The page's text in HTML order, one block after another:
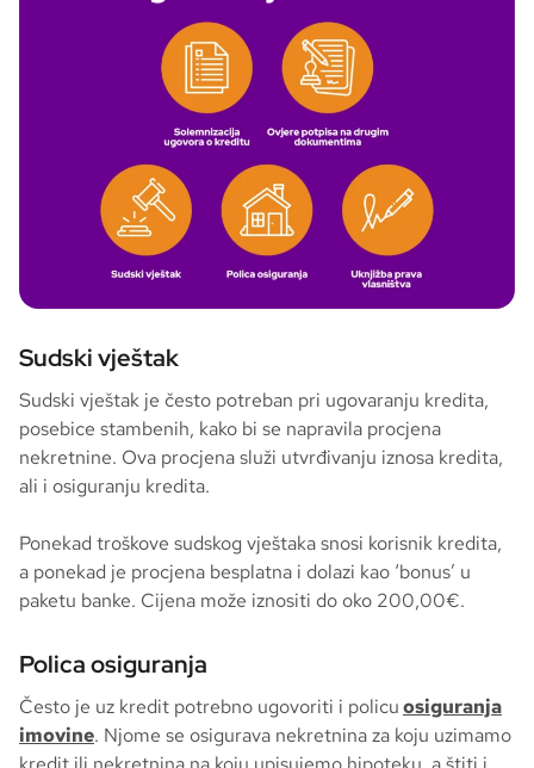
Sudski vještak
Sudski vještak je često potreban pri ugovaranju kredita,
posebice stambenih, kako bi se napravila procjena
nekretnine. Ova procjena služi utvrđivanju iznosa kredita,
ali i osiguranju kredita.
Ponekad troškove sudskog vještaka snosi korisnik kredita,
a ponekad je procjena besplatna i dolazi kao ‘bonus’ u
paketu banke. Cijena može iznositi do oko 200,00€.
Polica osiguranja
Često je uz kredit potrebno ugovoriti i policuosiguranja
imovine. Njome se osigurava nekretnina za koju uzimamo